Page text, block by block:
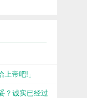
帝吧!」
？诚实已经过